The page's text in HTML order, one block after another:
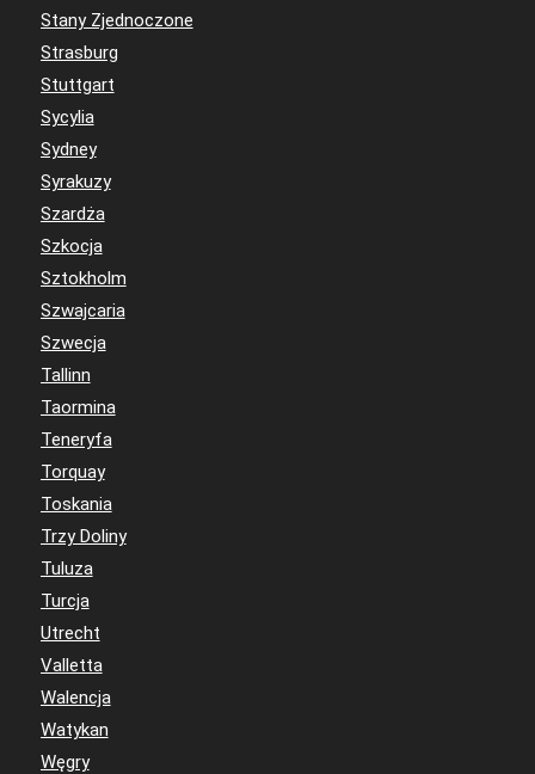
Stany Zjednoczone
Strasburg
Stuttgart
Sycylia
Sydney
Syrakuzy
Szardża
Szkocja
Sztokholm
Szwajcaria
Szwecja
Tallinn
Taormina
Teneryfa
Torquay
Toskania
Trzy Doliny
Tuluza
Turcja
Utrecht
Valletta
Walencja
Watykan
Węgry